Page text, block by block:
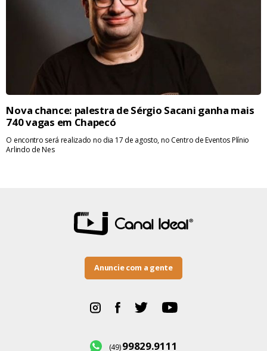
Nova chance: palestra de Sérgio Sacani ganha mais
740 vagas em Chapecó
O encontro será realizado no dia 17 de agosto, no Centro de Eventos Plínio
Arlindo de Nes
Anuncie com a gente
(49)99829.9111